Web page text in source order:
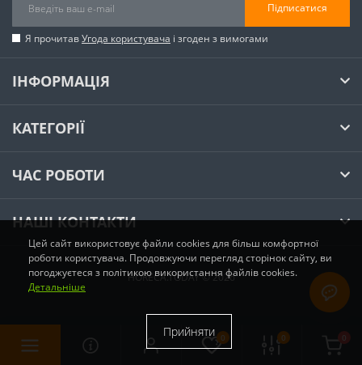
0 0 0
Підписатися
Я прочитавУгода користувача і згоден з вимогами
ІНФОРМАЦІЯ
КАТЕГОРІЇ
ЧАС РОБОТИ
НАШІ КОНТАКТИ
HORECA.TODAY © 2026
Цей сайт використовує файли cookies для більш комфортної
роботи користувача. Продовжуючи перегляд сторінок сайту, ви
погоджуєтеся з політикою використання файлів cookies.
Детальніше
Прийняти